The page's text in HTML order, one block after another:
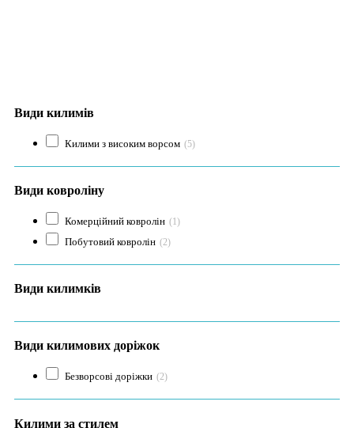
Види килимів
Килими з високим ворсом (5)
Види ковроліну
Комерційний ковролін (1)
Побутовий ковролін (2)
Види килимків
Види килимових доріжок
Безворсові доріжки (2)
Килими за стилем